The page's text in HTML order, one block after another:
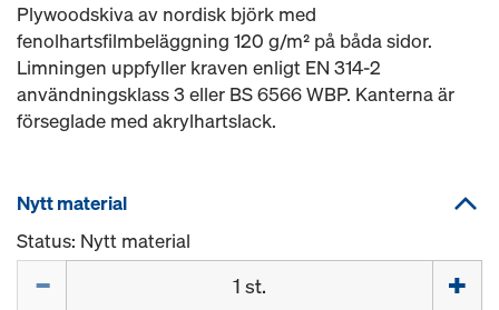
Plywoodskiva av nordisk björk med
fenolhartsfilmbeläggning 120 g/m² på båda sidor.
Limningen uppfyller kraven enligt EN 314-2
användningsklass 3 eller BS 6566 WBP. Kanterna är
förseglade med akrylhartslack.
Nytt material
Status: Nytt material